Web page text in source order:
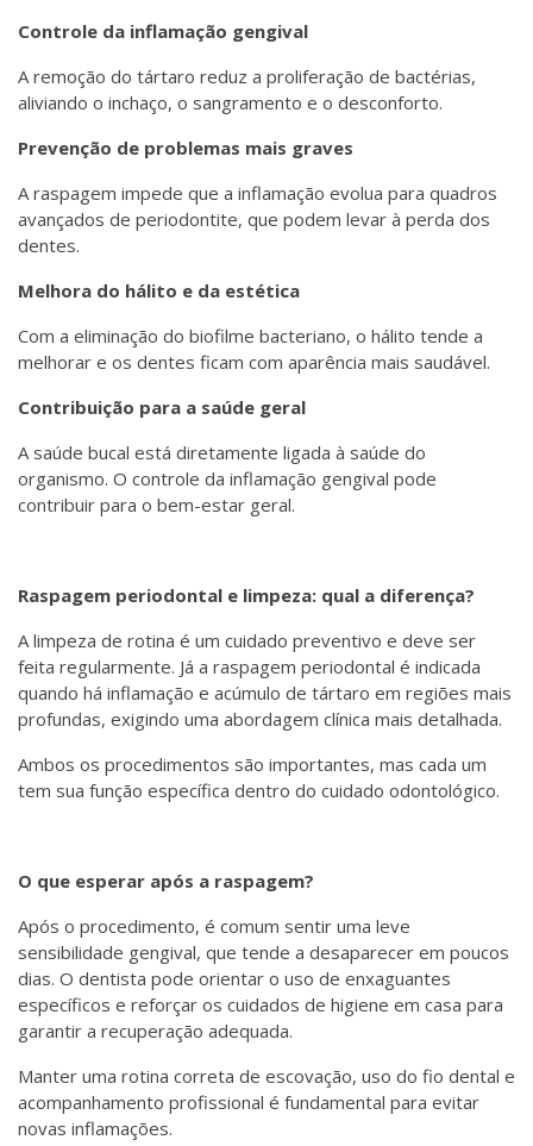
Controle da inflamação gengival
A remoção do tártaro reduz a proliferação de bactérias,
aliviando o inchaço, o sangramento e o desconforto.
Prevenção de problemas mais graves
A raspagem impede que a inflamação evolua para quadros
avançados de periodontite, que podem levar à perda dos
dentes.
Melhora do hálito e da estética
Com a eliminação do biofilme bacteriano, o hálito tende a
melhorar e os dentes ficam com aparência mais saudável.
Contribuição para a saúde geral
A saúde bucal está diretamente ligada à saúde do
organismo. O controle da inflamação gengival pode
contribuir para o bem-estar geral.
Raspagem periodontal e limpeza: qual a diferença?
A limpeza de rotina é um cuidado preventivo e deve ser
feita regularmente. Já a raspagem periodontal é indicada
quando há inflamação e acúmulo de tártaro em regiões mais
profundas, exigindo uma abordagem clínica mais detalhada.
Ambos os procedimentos são importantes, mas cada um
tem sua função específica dentro do cuidado odontológico.
O que esperar após a raspagem?
Após o procedimento, é comum sentir uma leve
sensibilidade gengival, que tende a desaparecer em poucos
dias. O dentista pode orientar o uso de enxaguantes
específicos e reforçar os cuidados de higiene em casa para
garantir a recuperação adequada.
Manter uma rotina correta de escovação, uso do fio dental e
acompanhamento profissional é fundamental para evitar
novas inflamações.